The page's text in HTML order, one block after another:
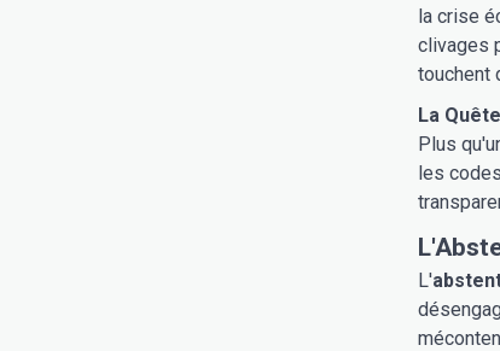
la crise
clivages
touchent
La
Plus
les
L'